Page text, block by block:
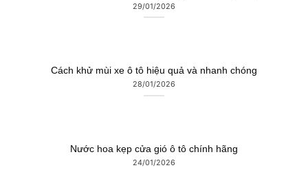
29/01/2026
Cách khử mùi xe ô tô hiệu quả và nhanh chóng
28/01/2026
Nước hoa kẹp cửa gió ô tô chính hãng
24/01/2026